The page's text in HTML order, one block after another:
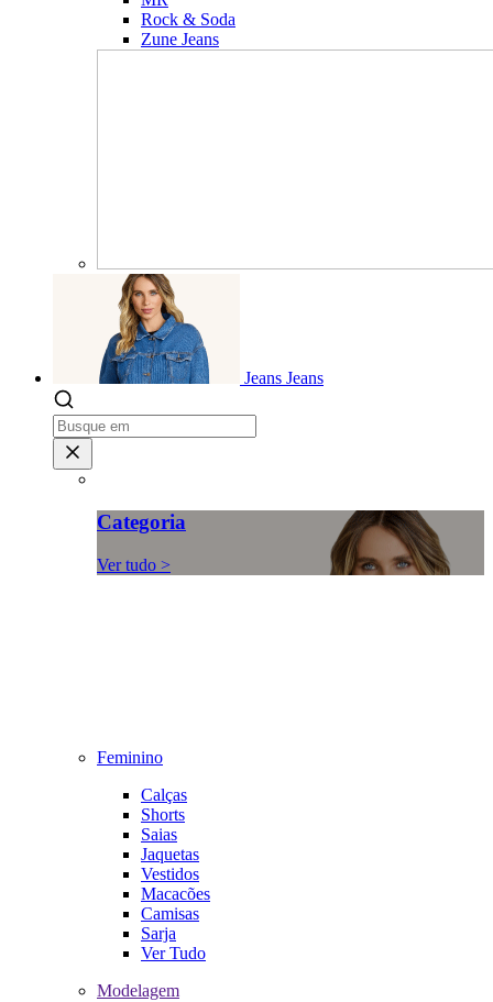
Rock & Soda
Zune Jeans
Jeans Jeans
Categoria
Ver tudo >
Feminino
Calças
Shorts
Saias
Jaquetas
Vestidos
Macacões
Camisas
Sarja
Ver Tudo
Modelagem